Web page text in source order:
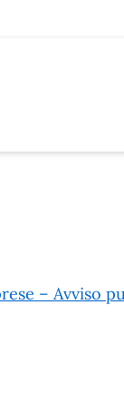
– Avviso